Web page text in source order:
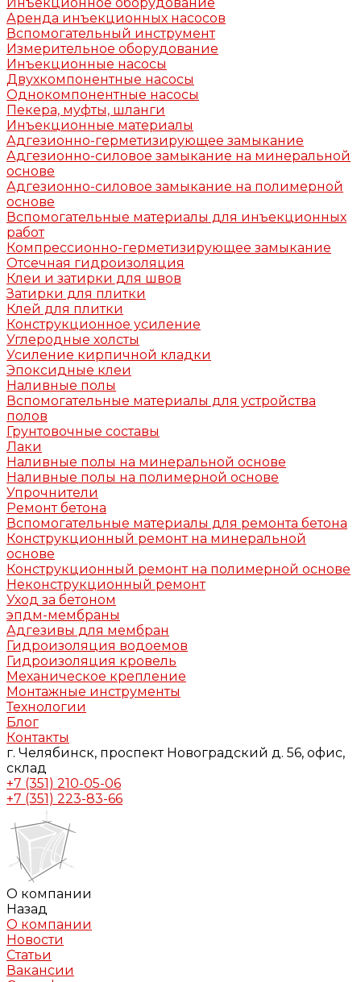
Аренда инъекционных насосов
Вспомогательный инструмент
Измерительное оборудование
Инъекционные насосы
Двухкомпонентные насосы
Однокомпонентные насосы
Пекера, муфты, шланги
Инъекционные материалы
Адгезионно-герметизирующее замыкание
Адгезионно-силовое замыкание на минеральной
основе
Адгезионно-силовое замыкание на полимерной
основе
Вспомогательные материалы для инъекционных
работ
Компрессионно-герметизирующее замыкание
Отсечная гидроизоляция
Клеи и затирки для швов
Затирки для плитки
Клей для плитки
Конструкционное усиление
Углеродные холсты
Усиление кирпичной кладки
Эпоксидные клеи
Наливные полы
Вспомогательные материалы для устройства
полов
Грунтовочные составы
Лаки
Наливные полы на минеральной основе
Наливные полы на полимерной основе
Упрочнители
Ремонт бетона
Вспомогательные материалы для ремонта бетона
Конструкционный ремонт на минеральной
основе
Конструкционный ремонт на полимерной основе
Неконструкционный ремонт
Уход за бетоном
эпдм-мембраны
Адгезивы для мембран
Гидроизоляция водоемов
Гидроизоляция кровель
Механическое крепление
Монтажные инструменты
Технологии
Блог
Контакты
г. Челябинск, проспект Новоградский д. 56, офис,
склад
+7 (351) 210-05-06
+7 (351) 223-83-66
О компании
Назад
О компании
Новости
Статьи
Вакансии